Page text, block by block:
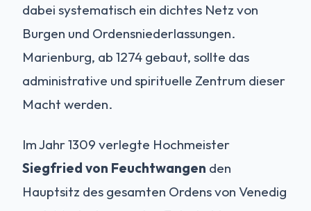
dabei systematisch ein dichtes Netz von
Burgen und Ordensniederlassungen.
Marienburg, ab 1274 gebaut, sollte das
administrative und spirituelle Zentrum dieser
Macht werden.
Im Jahr 1309 verlegte Hochmeister
Siegfried von Feuchtwangen den
Hauptsitz des gesamten Ordens von Venedig